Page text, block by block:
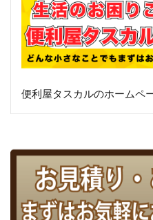
便利屋タスカルのホームペ